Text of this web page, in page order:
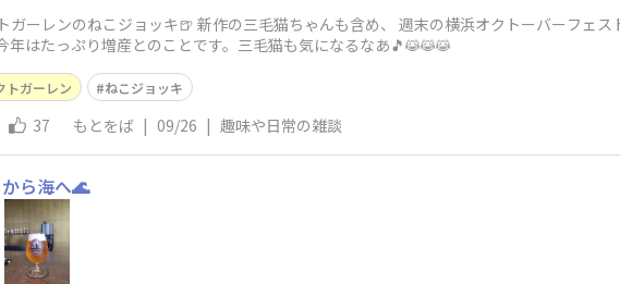
ーレンのねこジョッキ🍺 新作の三毛猫ちゃんも含め、 週末の横浜オクトーバーフェストでお目見えだ
年はたっぷり増産とのことです。三毛猫も気になるなあ🎵😹😹😹
トガーレン ねこジョッキ
37 もとをば | 09/26 | 趣味や日常の雑談
ら海へ🌊